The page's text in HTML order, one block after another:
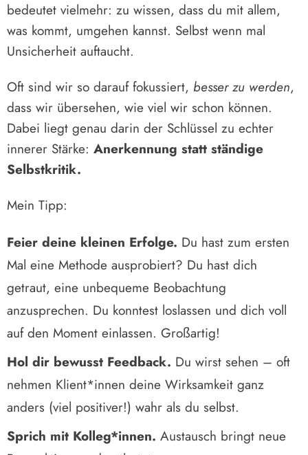
bedeutet vielmehr: zu wissen, dass du mit allem,
was kommt, umgehen kannst. Selbst wenn mal
Unsicherheit auftaucht.
Oft sind wir so darauf fokussiert, besser zu werden,
dass wir übersehen, wie viel wir schon können.
Dabei liegt genau darin der Schlüssel zu echter
innerer Stärke: Anerkennung statt ständige
Selbstkritik.
Mein Tipp:
Feier deine kleinen Erfolge. Du hast zum ersten
Mal eine Methode ausprobiert? Du hast dich
getraut, eine unbequeme Beobachtung
anzusprechen. Du konntest loslassen und dich voll
auf den Moment einlassen. Großartig!
Hol dir bewusst Feedback. Du wirst sehen – oft
nehmen Klient*innen deine Wirksamkeit ganz
anders (viel positiver!) wahr als du selbst.
Sprich mit Kolleg*innen. Austausch bringt neue